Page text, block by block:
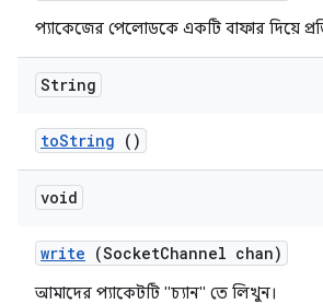
প্যাকেজের পেলোডকে একটি বাফার দিয়ে
String
toString ()
void
write (SocketChannel chan)
আমাদের প্যাকেটটি "চ্যান" তে লিখুন।